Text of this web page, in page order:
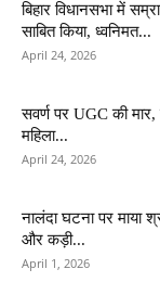
बिहार विधानसभा में
साबित किया, ध्वनिमत...
April 24, 2026
सवर्ण पर UGC की
महिला...
April 24, 2026
नालंदा घटना पर माया
और कड़ी...
April 1, 2026